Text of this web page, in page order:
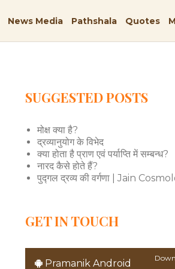
News Media Pathshala Quotes
SUGGESTED POSTS
मोक्ष क्या है?
द्रव्यानुयोग के विभेद
क्या होता है प्राण एवं पर्याप्ति में सम्बन्ध?
नारद कैसे होते हैं?
पुद्गल द्रव्य की वर्गणा | Jain
GET IN TOUCH
Pramanik Android